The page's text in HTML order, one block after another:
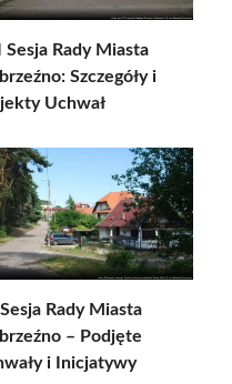
Sesja Rady Miasta
Szczegóły i
Uchwał
Rady Miasta
– Podjęte
i Inicjatywy